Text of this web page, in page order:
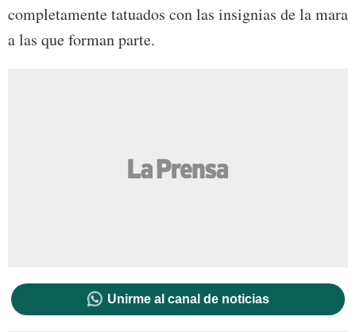
completamente tatuados con las insignias de la mara
a las que forman parte.
Unirme al canal de noticias